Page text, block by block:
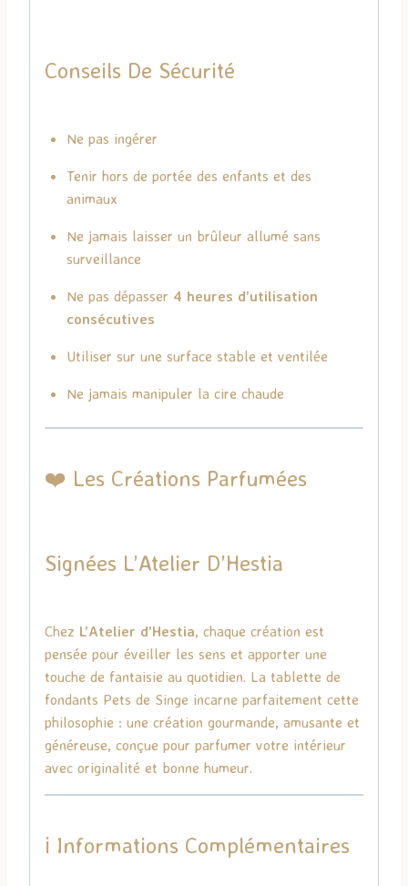
Conseils De Sécurité
Ne pas ingérer
Tenir hors de portée des enfants et des
animaux
Ne jamais laisser un brûleur allumé sans
surveillance
Ne pas dépasser 4 heures d’utilisation
consécutives
Utiliser sur une surface stable et ventilée
Ne jamais manipuler la cire chaude
❤️ Les Créations Parfumées
Signées L’Atelier D’Hestia
Chez L’Atelier d’Hestia, chaque création est
pensée pour éveiller les sens et apporter une
touche de fantaisie au quotidien. La tablette de
fondants Pets de Singe incarne parfaitement cette
philosophie : une création gourmande, amusante et
généreuse, conçue pour parfumer votre intérieur
avec originalité et bonne humeur.
ℹ️ Informations Complémentaires